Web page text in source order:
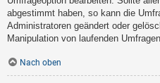
abgestimmt haben, so kann die
Administratoren geändert oder
Manipulation von laufenden
Nach oben